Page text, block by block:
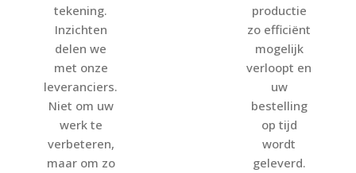
tekening.
Inzichten
delen we
met onze
leveranciers.
Niet om uw
werk te
verbeteren,
maar om zo
productie
zo efficiënt
mogelijk
verloopt en
uw
bestelling
op tijd
wordt
geleverd.